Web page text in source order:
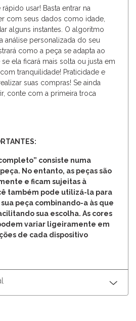
usar! Basta entrar na
com seus dados como idade,
alguns instantes. O algoritmo
análise personalizada do seu
como a peça se adapta ao
ela ficará mais solta ou justa em
tranquilidade! Praticidade e
suas compras! Se ainda
conte com a primeira troca
consiste numa
No entanto, as peças são
e ficam sujeitas à
também pode utilizá-la para
peça combinando-a às que
sua escolha. As cores
variar ligeiramente em
de cada dispositivo